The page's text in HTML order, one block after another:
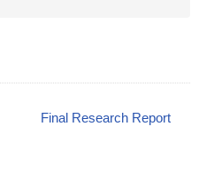
Final Research Report